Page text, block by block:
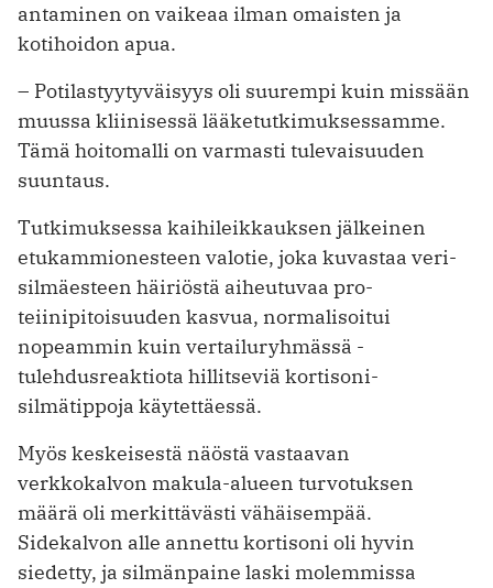
antaminen on vaikeaa ilman omaisten ja
kotihoidon apua.
– Potilastyytyväisyys oli suurempi kuin missään
muussa kliinisessä lääketutkimuksessamme.
Tämä hoitomalli on varmasti tulevaisuuden
suuntaus.
Tutkimuksessa kaihileikkauksen jälkeinen
etukammionesteen valotie, joka kuvastaa veri-
silmäesteen häiriöstä aiheutuvaa pro­
teiinipitoisuuden kasvua, normalisoitui
nopeammin kuin vertailuryhmässä ­
tulehdusreaktiota hillitseviä kortisoni­
silmätippoja käytettäessä.
Myös keskeisestä näöstä vastaavan
verkkokalvon makula-alueen turvo­tuksen
määrä oli merkittävästi vähäisempää.
Sidekalvon alle annettu kortisoni oli hyvin
siedetty, ja silmänpaine laski molemmissa